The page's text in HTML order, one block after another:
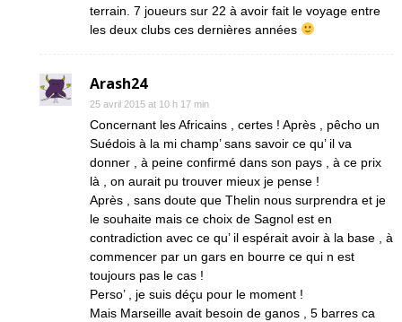
terrain. 7 joueurs sur 22 à avoir fait le voyage entre
les deux clubs ces dernières années
Arash24
25 avril 2015 at 10 h 17 min
Concernant les Africains , certes ! Après , pêcho un
Suédois à la mi champ’ sans savoir ce qu’ il va
donner , à peine confirmé dans son pays , à ce prix
là , on aurait pu trouver mieux je pense !
Après , sans doute que Thelin nous surprendra et je
le souhaite mais ce choix de Sagnol est en
contradiction avec ce qu’ il espérait avoir à la base , à
commencer par un gars en bourre ce qui n est
toujours pas le cas !
Perso’ , je suis déçu pour le moment !
Mais Marseille avait besoin de ganos , 5 barres ca